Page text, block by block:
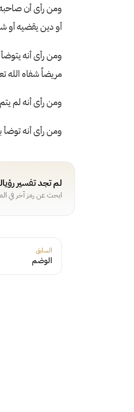
ومن رأى أن
أو دين يقضيه أو
ومن رأى أنه
مريضاً شفاه الله
ومن رأى أنه لم
ومن رأى أنه
لم تجد تفسير
ابحث عن رمز آخر في
السابق
الوضم